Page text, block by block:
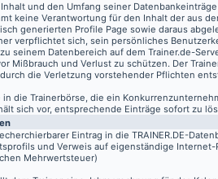
und den Umfang seiner
keine Verantwortung für den Inhalt der aus
generierten Profile Page sowie daraus
verpflichtet sich, sein persönliches
seinem Datenbereich auf dem Trainer.de-
Mißbrauch und Verlust zu schützen. Der
die Verletzung vorstehender Pflichten
in die Trainerbörse, die ein
sich vor, entsprechende Einträge sofort zu
Eintrag in die TRAINER.DE-
und Verweis auf eigenständige Internet-
Mehrwertsteuer)